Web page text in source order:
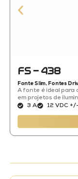
FS – 438
Fonte Slim, Fontes
A fonte é ideal para
em projetos de
3 A
12 VDC